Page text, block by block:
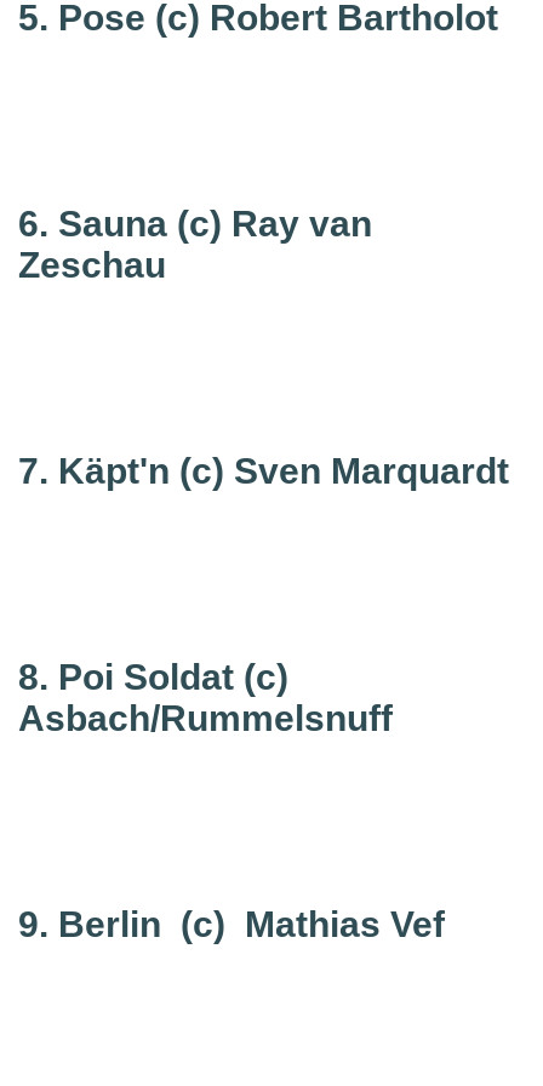
5. Pose (c) Robert Bartholot
6. Sauna (c) Ray van
Zeschau
7. Käpt'n (c) Sven Marquardt
8. Poi Soldat (c)
Asbach/Rummelsnuff
9. Berlin (c) Mathias Vef